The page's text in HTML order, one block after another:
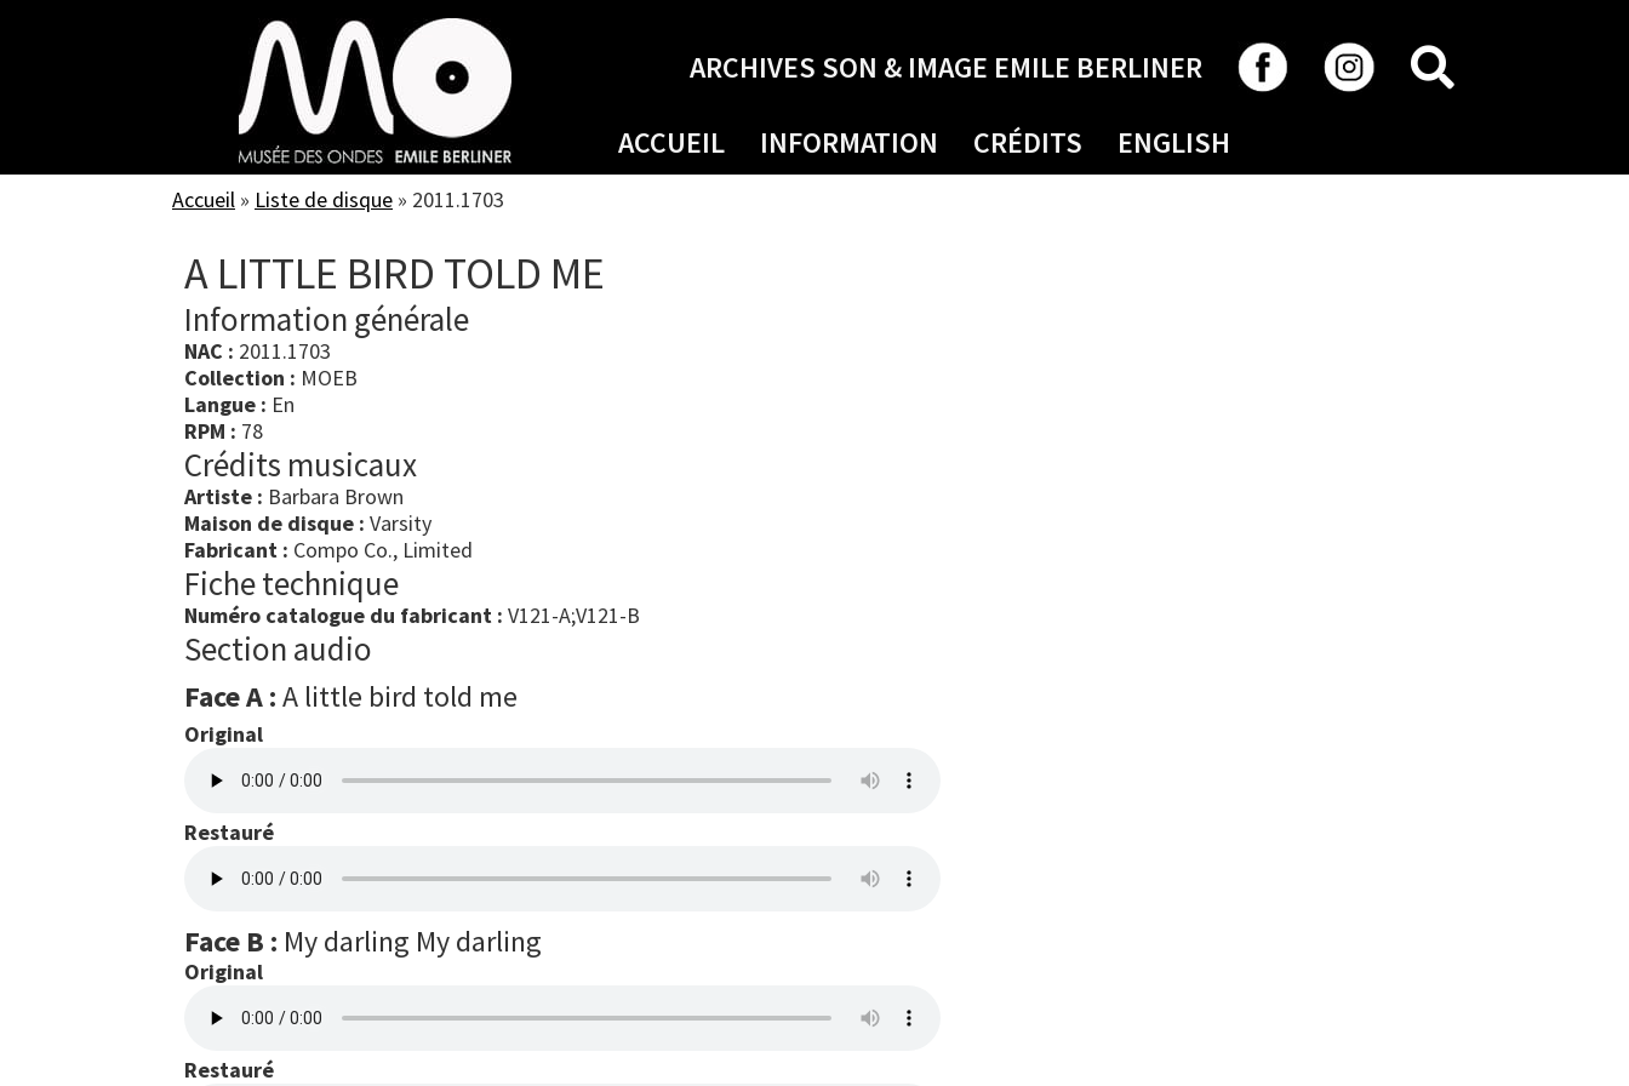
ARCHIVES SON & IMAGE EMILE BERLINER
ACCUEIL INFORMATION CRÉDITS ENGLISH
Accueil » Liste de disque » 2011.1703
A LITTLE BIRD TOLD ME
Information générale
NAC : 2011.1703
Collection : MOEB
Langue : En
RPM : 78
Crédits musicaux
Artiste : Barbara Brown
Maison de disque : Varsity
Fabricant : Compo Co., Limited
Fiche technique
Numéro catalogue du fabricant : V121-A;V121-B
Section audio
Face A :A little bird told me
Original
Restauré
Face B : My darling My darling
Original
Restauré